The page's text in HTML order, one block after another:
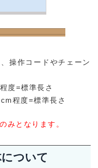
操作コードやチェーン
度=標準長さ
程度=標準長さ
みとなります。
ついて